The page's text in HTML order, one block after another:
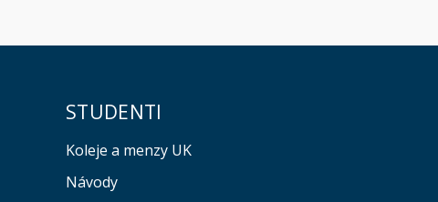
STUDENTI
Koleje a menzy UK
Návody